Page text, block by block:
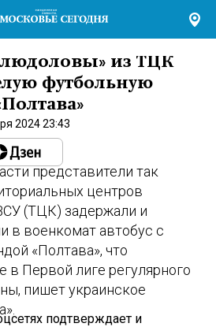
из ТЦК
футбольную
2024 23:43
представители так
центров
(ТЦК) задержали и
в военкомат автобус с
«Полтава», что
в Первой лиге регулярного
пишет украинское
подтверждает и